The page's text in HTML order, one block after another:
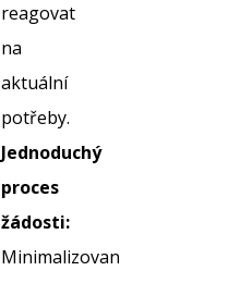
reagovat
na
aktuální
potřeby.
Jednoduchý
proces
žádosti:
Minimalizované